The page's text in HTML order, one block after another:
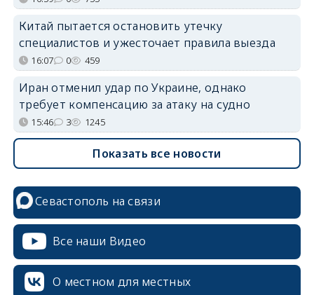
Китай пытается остановить утечку
специалистов и ужесточает правила выезда
16:07 0 459
Иран отменил удар по Украине, однако
требует компенсацию за атаку на судно
15:46 3 1245
Показать все новости
Севастополь на связи
Все наши Видео
О местном для местных